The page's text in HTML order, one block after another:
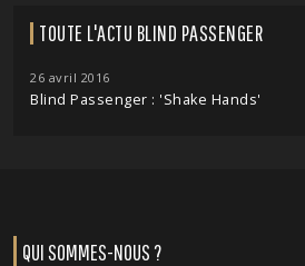
TOUTE L'ACTU BLIND PASSENGER
26 avril 2016
Blind Passenger : 'Shake Hands'
QUI SOMMES-NOUS ?